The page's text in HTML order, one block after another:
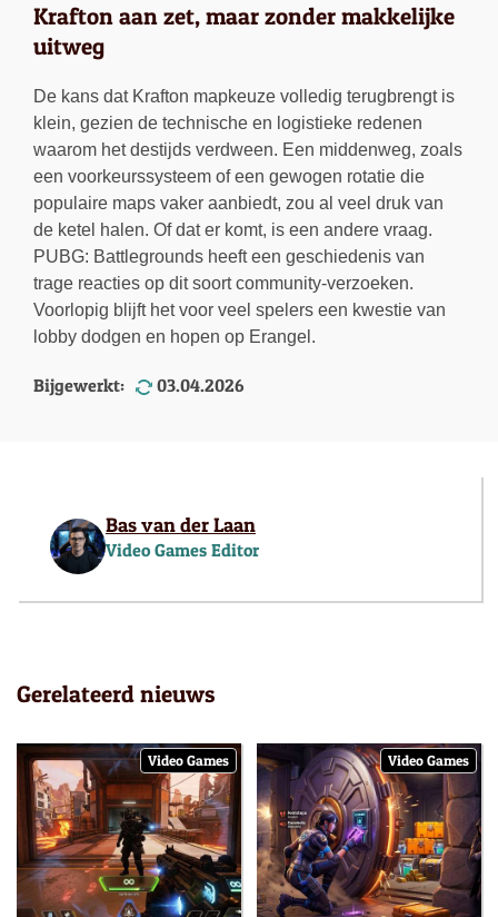
Krafton aan zet, maar zonder makkelijke
uitweg
De kans dat Krafton mapkeuze volledig terugbrengt is
klein, gezien de technische en logistieke redenen
waarom het destijds verdween. Een middenweg, zoals
een voorkeurssysteem of een gewogen rotatie die
populaire maps vaker aanbiedt, zou al veel druk van
de ketel halen. Of dat er komt, is een andere vraag.
PUBG: Battlegrounds heeft een geschiedenis van
trage reacties op dit soort community-verzoeken.
Voorlopig blijft het voor veel spelers een kwestie van
lobby dodgen en hopen op Erangel.
Bijgewerkt: 03.04.2026
Bas van der Laan
Video Games Editor
Gerelateerd nieuws
Video Games Video Games